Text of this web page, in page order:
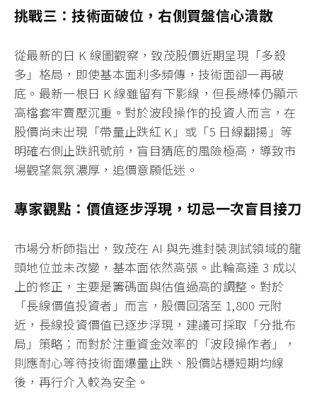
挑戰三：技術面破位，右側買盤信心潰散
從最新的日 K 線圖觀察，致茂股價近期呈現「多殺
多」格局，即使基本面利多頻傳，技術面卻一再破
底。最新一根日 K 線雖留有下影線，但長綠棒仍顯示
高檔套牢賣壓沉重。對於波段操作的投資人而言，在
股價尚未出現「帶量止跌紅 K」或「5 日線翻揚」等
明確右側止跌訊號前，盲目猜底的風險極高，導致市
場觀望氣氛濃厚，追價意願低迷。
專家觀點：價值逐步浮現，切忌一次盲目接刀
市場分析師指出，致茂在 AI 與先進封裝測試領域的龍
頭地位並未改變，基本面依然高張。此輪高達 3 成以
上的修正，主要是籌碼面與估值過高的調整。對於
「長線價值投資者」而言，股價回落至 1,800 元附
近，長線投資價值已逐步浮現，建議可採取「分批布
局」策略；而對於注重資金效率的「波段操作者」，
則應耐心等待技術面爆量止跌、股價站穩短期均線
後，再行介入較為安全。